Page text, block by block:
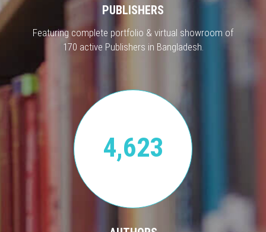
PUBLISHERS
Featuring complete portfolio & virtual showroom of
170 active Publishers in Bangladesh.
4,623